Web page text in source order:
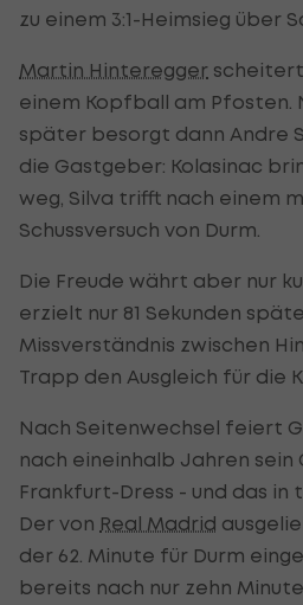
zu einem 3:1-Heimsieg über
Martin Hinteregger
einem Kopfball am Pfosten.
später besorgt dann Andre
die Gastgeber: Kolasinac
weg, Silva trifft nach einem
Schussversuch von Durm.
Die Freude währt aber nur
erzielt nur 81 Sekunden
Missverständnis zwischen
Trapp den Ausgleich für die
Nach Seitenwechsel feiert
nach eineinhalb Jahren sein
Frankfurt-Dress - und das in
Der von Real Madrid
der 62. Minute für Durm
bereits nach nur zehn